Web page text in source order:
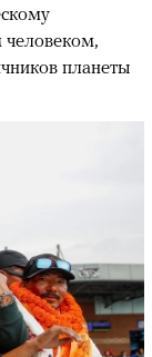
планеты